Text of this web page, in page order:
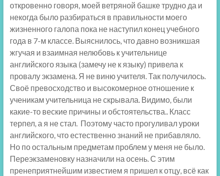
откровенно говоря, моей ветряной башке трудно да и
некогда было разбираться в правильности моего
жизненного галопа пока не наступил конец учебного
года в 7-м классе. Выяснилось, что давно возникшая
жгучая и взаимная нелюбовь к учительнице
английского языка (замечу не к языку) привела к
провалу экзамена. Я не виню учителя. Так получилось.
Своё превосходство и высокомерное отношение к
ученикам учительница не скрывала. Видимо, были
какие-то веские причины и обстоятельства.. Класс
терпел, а я не стал. Поэтому часто прогуливал уроки
английского, что естественно знаний не прибавляло.
Но по остальным предметам проблем у меня не было.
Переэкзаменовку назначили на осень. С этим
пренеприятнейшим известием я пришел к отцу, всё как